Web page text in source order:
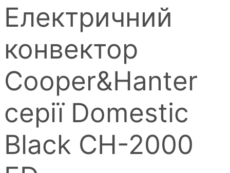
Електричний
конвектор
Cooper&Hanter
серії Domestic
Black CH-2000